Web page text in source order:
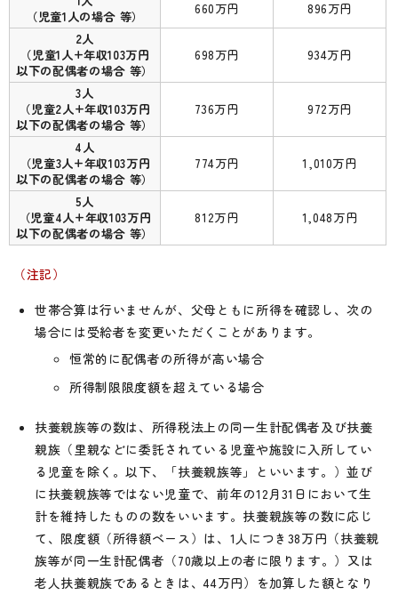
（児童1人の場合 等）
660万円
896万円
2人
（児童1人+年収103万円
以下の配偶者の場合 等）
698万円 934万円
3人
（児童2人+年収103万円
以下の配偶者の場合 等）
736万円 972万円
4人
（児童3人+年収103万円
以下の配偶者の場合 等）
774万円 1,010万円
5人
（児童4人+年収103万円
以下の配偶者の場合 等）
812万円 1,048万円
（注記）
世帯合算は行いませんが、父母ともに所得を確認し、次の
場合には受給者を変更いただくことがあります。
恒常的に配偶者の所得が高い場合
所得制限限度額を超えている場合
扶養親族等の数は、所得税法上の同一生計配偶者及び扶養
親族（里親などに委託されている児童や施設に入所してい
る児童を除く。以下、「扶養親族等」といいます。）並び
に扶養親族等ではない児童で、前年の12月31日において生
計を維持したものの数をいいます。扶養親族等の数に応じ
て、限度額（所得額ベース）は、1人につき38万円（扶養親
族等が同一生計配偶者（70歳以上の者に限ります。）又は
老人扶養親族であるときは、44万円）を加算した額となり